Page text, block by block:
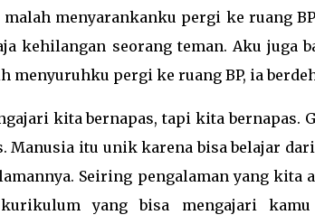
menyarankanku pergi ke ruang
kehilangan seorang teman. Aku juga
menyuruhku pergi ke ruang BP, ia
kita bernapas, tapi kita bernapas.
Manusia itu unik karena bisa belajar
Seiring pengalaman yang kita
yang bisa mengajari